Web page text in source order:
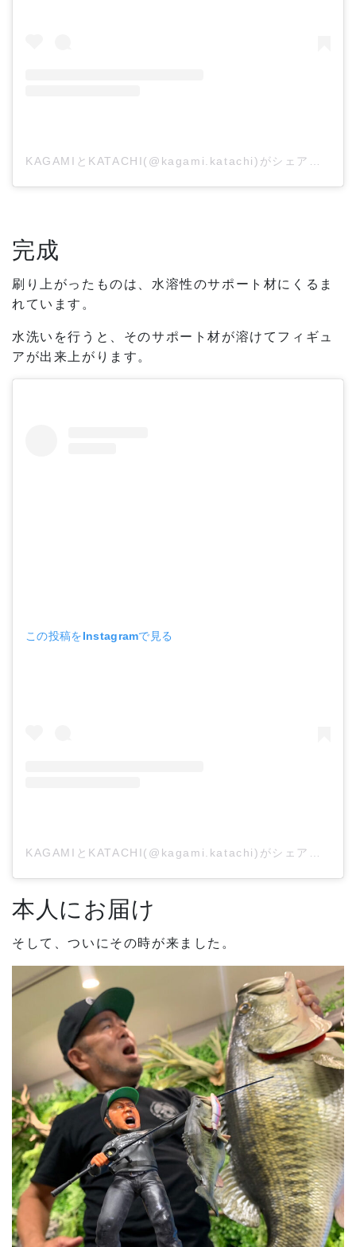
KAGAMIとKATACHI(@kagami.katachi)がシェアした投稿
完成
刷り上がったものは、水溶性のサポート材にくるま
れています。
水洗いを行うと、そのサポート材が溶けてフィギュ
アが出来上がります。
この投稿をInstagramで見る
本人にお届け
そして、ついにその時が来ました。